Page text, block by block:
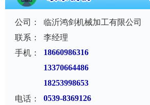
公司：
临沂鸿剑机械加工有限公司
联系：
李经理
手机：
18660986316
13370664486
18253998653
电话： 0539-8369126